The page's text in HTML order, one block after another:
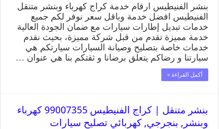
بنشر الفنيطيس ارقام خدمة كراج كهرباء وبنشر متنقل
الفنيطيس افضل خدمة وباقل سعر نوفر لكم جميع
خدمات تبديل إطارات سيارات مع ضمان الجودة العالية
خدمة مميزة تقدم من قبل شركة مميزة، بحيث نقدم
خدمات خاصة بتصليح وصيانة السيارات سيارتكم هي
سيارتنا و رضاكم يتعلق برضانا و ثقتكم بنا هي عنوان …
أكمل القراءة »
بنشر متنقل | كراج الفنيطيس 99007355 كهرباء
وبنشر, بنجرجي, كهربائي تصليح سيارات